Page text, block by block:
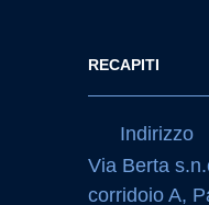
RECAPITI
Indirizzo
Via Berta
corridoio A,